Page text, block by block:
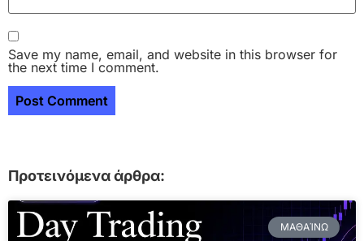
Save my name, email, and website in this browser for
the next time I comment.
Προτεινόμενα άρθρα:
ΜΑΘΑΊΝΩ